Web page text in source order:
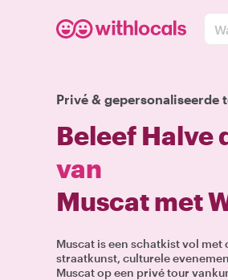
Privé & gepersonaliseerde
Beleef Halve
van
Muscat met
Muscat is een schatkist vol
straatkunst, culturele
Muscat op een privé tour